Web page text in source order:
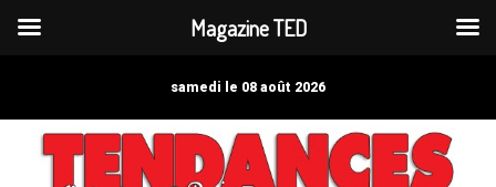
samedi le 08 août 2026
Magazine TED